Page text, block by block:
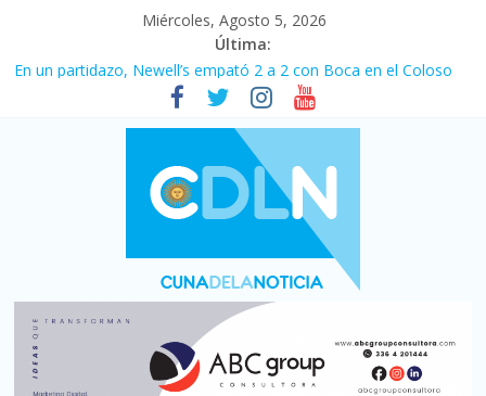
Miércoles, Agosto 5, 2026
Última:
Pullaro mejora sus relaciones con el Gobierno nacional
En un partidazo, Newell’s empató 2 a 2 con Boca en el Coloso
Vacaciones de invierno con más movimiento y consumo
turístico: 4,6 millones de personas viajaron por el país, un 5,9%
Fuerte caída de la venta de autos usados en julio: bajó un 12,6%
Central venció 1 a 0 al River de Coudet en el Monumental